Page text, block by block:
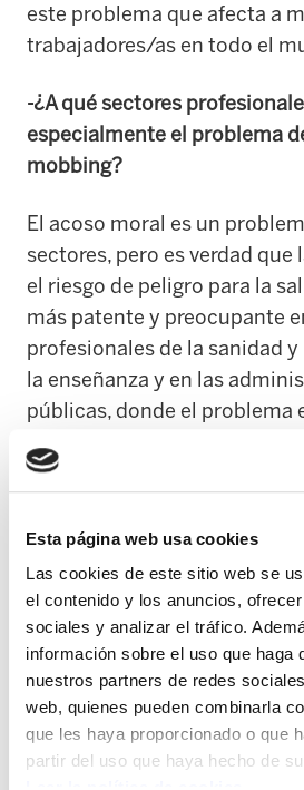
Esta página web usa cookies
Las cookies de este sitio web se
el contenido y los anuncios,
sociales y analizar el tráfico.
información sobre el uso que haga
nuestros partners de redes
web, quienes pueden combinarla
que les haya proporcionado o que
partir del uso que haya hecho de
este problema que afecta a
trabajadores/as en todo el
-¿A qué sectores
especialmente el problema
mobbing?
El acoso moral es un
sectores, pero es verdad que
el riesgo de peligro para la
más patente y preocupante
profesionales de la sanidad
la enseñanza y en las
públicas, donde el problema
porque nadie asume
-¿Cuál es la solución para
situaciones?
En contra de lo que se puede
solución no está en imponer
prevenir el acoso,
riesgo laboral más. Hay que
de gestión según cada
comunicación, animando a
contar sus problemas.